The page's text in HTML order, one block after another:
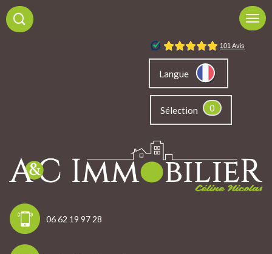
Langue
Sélection 0
06 62 19 97 28